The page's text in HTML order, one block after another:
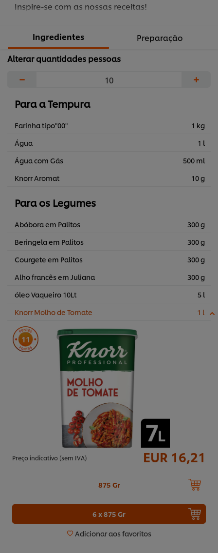
Inspire-se com as nossas receitas!
Ingredientes
Preparação
Alterar quantidades pessoas
− +
Para a Tempura
Farinha tipo"00"
1 kg
Água
1 l
Água com Gás
500 ml
Knorr Aromat
10 g
Para os Legumes
Abóbora em Palitos
300 g
Beringela em Palitos
300 g
Courgete em Palitos
300 g
Alho francês em Juliana
300 g
óleo Vaqueiro 10Lt
5 l
Knorr Molho de Tomate
1 l
11
Preço indicativo (sem IVA) EUR 16,21
875 Gr
6 x 875 Gr
Adicionar aos favoritos